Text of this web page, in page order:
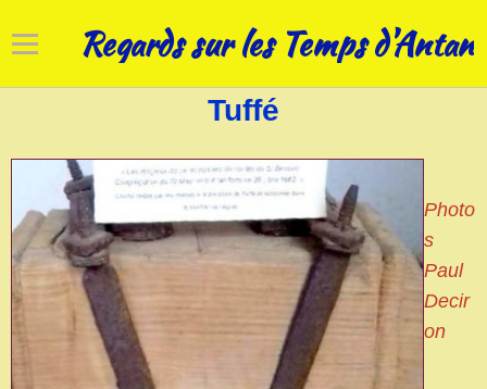
Regards sur les Temps d'Antan
Cadrans solaires
Horloges
Art campanaire
Réhabilitations
Nos patrimoines
Tuffé
Photo
s
Paul
Decir
on